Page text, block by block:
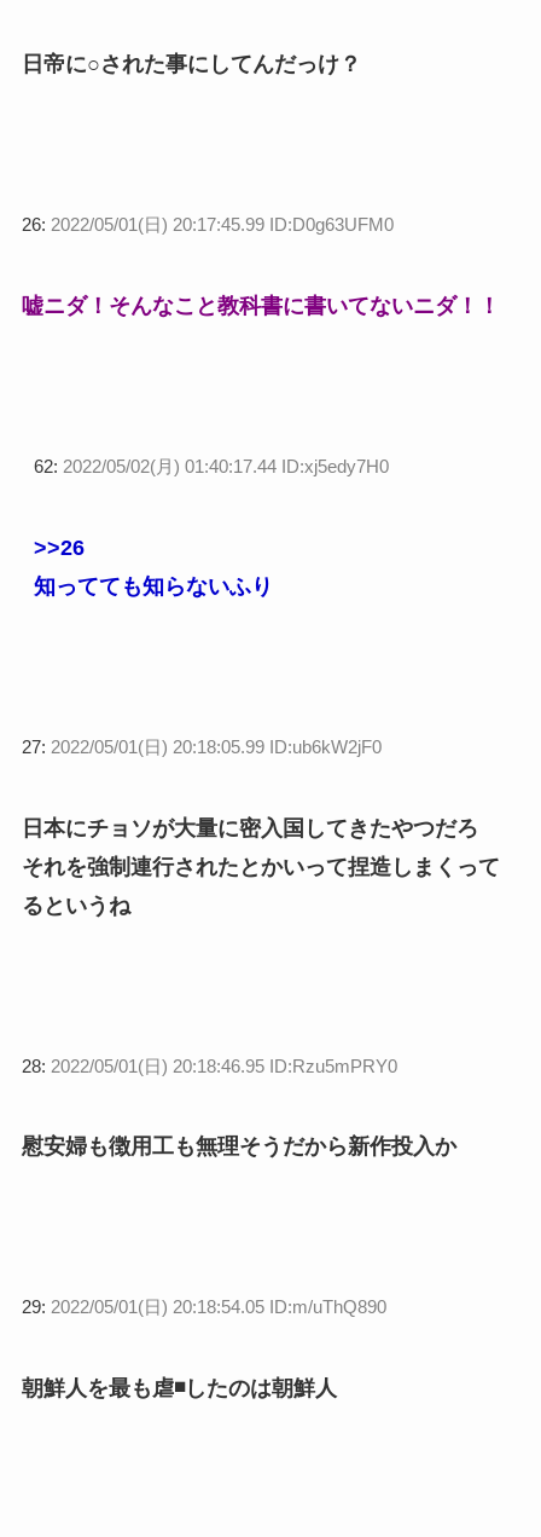
日帝に○された事にしてんだっけ？
26: 2022/05/01(日) 20:17:45.99 ID:D0g63UFM0
嘘ニダ！そんなこと教科書に書いてないニダ！！
62: 2022/05/02(月) 01:40:17.44 ID:xj5edy7H0
>>26
知ってても知らないふり
27: 2022/05/01(日) 20:18:05.99 ID:ub6kW2jF0
日本にチョソが大量に密入国してきたやつだろ
それを強制連行されたとかいって捏造しまくって
るというね
28: 2022/05/01(日) 20:18:46.95 ID:Rzu5mPRY0
慰安婦も徴用工も無理そうだから新作投入か
29: 2022/05/01(日) 20:18:54.05 ID:m/uThQ890
朝鮮人を最も虐◾したのは朝鮮人